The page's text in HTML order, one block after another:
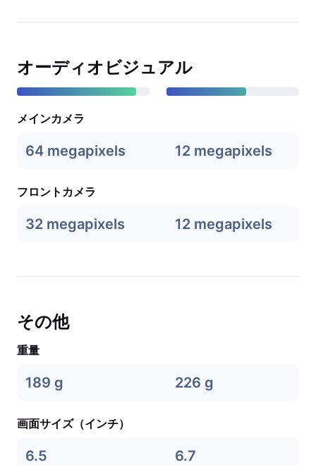
オーディオビジュアル
メインカメラ
64 megapixels 12 megapixels
フロントカメラ
32 megapixels 12 megapixels
その他
重量
189 g 226 g
画面サイズ（インチ）
6.5 6.7